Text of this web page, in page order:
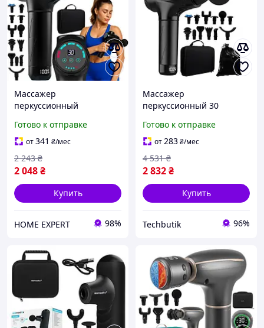
Массажер
перкуссионный
26441
Готово к отправке
от341 ₴/мес
2 048₴
2 243 ₴
Купить
HOME EXPERT 98%
Массажер
перкуссионный 30
тела черный ISOMEDIX
BT-0400
Готово к отправке
от283₴/мес
2 832₴
4 531 ₴
Купить
Techbutik 96%